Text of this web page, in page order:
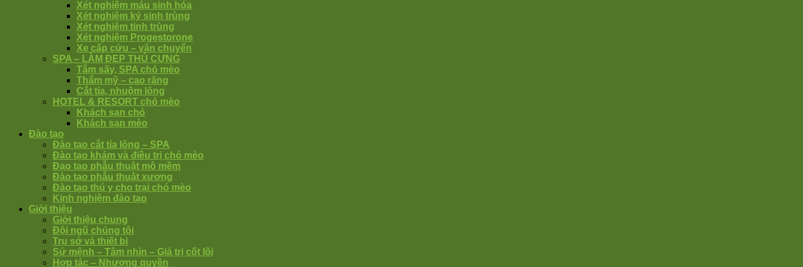
Xét nghiệm máu sinh hóa
Xét nghiệm ký sinh trùng
Xét nghiệm tinh trùng
Xét nghiệm Progestorone
Xe cấp cứu – vận chuyển
SPA – LÀM ĐẸP THÚ CƯNG
Tắm sấy, SPA chó mèo
Thẩm mỹ – cao răng
Cắt tỉa, nhuộm lông
HOTEL & RESORT chó mèo
Khách sạn chó
Khách sạn mèo
Đào tạo
Đào tạo cắt tỉa lông – SPA
Đào tạo khám và điều trị chó mèo
Đạo tạo phẫu thuật mô mềm
Đào tạo phẫu thuật xương
Đào tạo thú y cho trại chó mèo
Kinh nghiệm đào tạo
Giới thiệu
Giới thiệu chung
Đội ngũ chúng tôi
Trụ sở và thiết bị
Sứ mệnh – Tâm nhìn – Giá trị cốt lõi
Hợp tác – Nhượng quyền